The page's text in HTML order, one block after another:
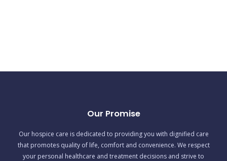
Our Promise
Our hospice care is dedicated to providing you with dignified care
that promotes quality of life, comfort and convenience. We respect
your personal healthcare and treatment decisions and strive to